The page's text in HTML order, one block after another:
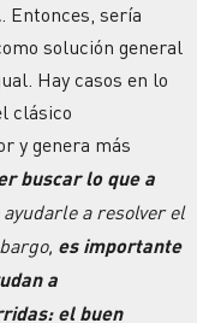
. Entonces, sería
solución general
Hay casos en lo
clásico
y genera más
buscar lo que a
ayudarle a resolver el
es importante
a
el buen